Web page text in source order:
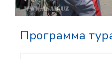
Программа